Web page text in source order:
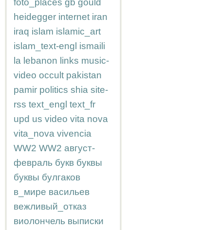
foto_places gb gould
heidegger internet iran
iraq islam islamic_art
islam_text-engl ismaili
la lebanon links music-
video occult pakistan
pamir politics shia site-
rss text_engl text_fr
upd us video vita nova
vita_nova vivencia
WW2 WW2 август-
февраль букв буквы
буквы булгаков
в_мире васильев
вежливый_отказ
виолончель выписки